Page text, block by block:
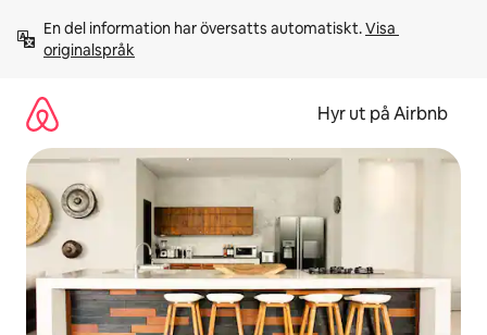
innehåll
En del information har översatts automatiskt. Visa
originalspråk
Hyr ut på Airbnb